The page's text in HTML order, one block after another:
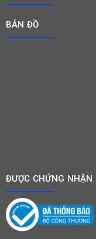
BẢN ĐỒ
ĐƯỢC CHỨNG NHẬN